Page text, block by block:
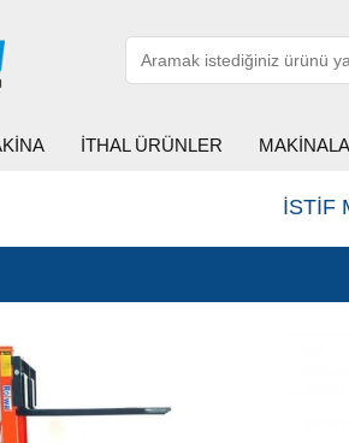
İTHAL ÜRÜNLER
İSTİF